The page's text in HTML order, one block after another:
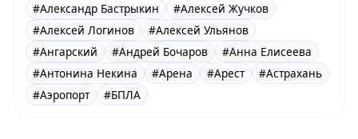
#Александр Бастрыкин
#Алексей Жучков
#Алексей Логинов
#Алексей Ульянов
#Ангарский
#Андрей Бочаров
#Анна Елисеева
#Антонина Некина
#Арена #Арест
#Астрахань
#Аэропорт
#БПЛА